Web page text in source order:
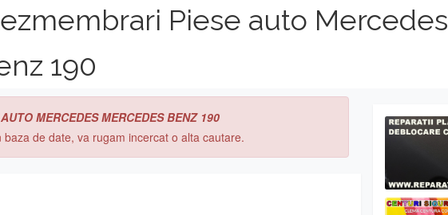
Piese auto Mercedes
190
MERCEDES MERCEDES BENZ 190
de date, va rugam incercat o alta cautare.